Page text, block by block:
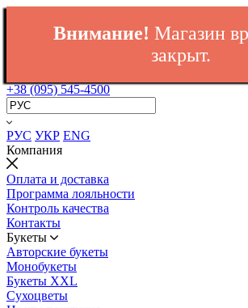
Внимание! Магазин
закрыт.
+38 (095) 545-4500
РУС УКР ENG
Компания
Оплата и доставка
Программа лояльности
Контроль качества
Контакты
Букеты
Авторские букеты
Монобукеты
Букеты XXL
Сухоцветы